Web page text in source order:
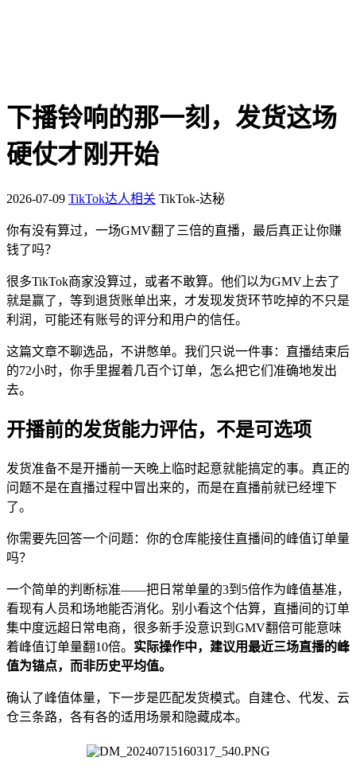
下播铃响的那一刻，发货这场
硬仗才刚开始
2026-07-09 TikTok达人相关 TikTok-达秘
你有没有算过，一场GMV翻了三倍的直播，最后真正让你赚
钱了吗？
很多TikTok商家没算过，或者不敢算。他们以为GMV上去了
就是赢了，等到退货账单出来，才发现发货环节吃掉的不只是
利润，可能还有账号的评分和用户的信任。
这篇文章不聊选品，不讲憋单。我们只说一件事：直播结束后
的72小时，你手里握着几百个订单，怎么把它们准确地发出
去。
开播前的发货能力评估，不是可选项
发货准备不是开播前一天晚上临时起意就能搞定的事。真正的
问题不是在直播过程中冒出来的，而是在直播前就已经埋下
了。
你需要先回答一个问题：你的仓库能接住直播间的峰值订单量
吗？
一个简单的判断标准——把日常单量的3到5倍作为峰值基准，
看现有人员和场地能否消化。别小看这个估算，直播间的订单
集中度远超日常电商，很多新手没意识到GMV翻倍可能意味
着峰值订单量翻10倍。 实际操作中，建议用最近三场直播的峰
值为锚点，而非历史平均值。
确认了峰值体量，下一步是匹配发货模式。自建仓、代发、云
仓三条路，各有各的适用场景和隐藏成本。